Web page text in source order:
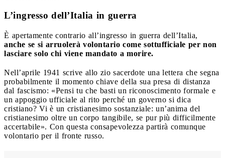
L’ingresso dell’Italia in guerra
È apertamente contrario all’ingresso in guerra dell’Italia,
anche se si arruolerà volontario come sottufficiale per non
lasciare solo chi viene mandato a morire.
Nell’aprile 1941 scrive allo zio sacerdote una lettera che segna
probabilmente il momento chiave della sua presa di distanza
dal fascismo: «Pensi tu che basti un riconoscimento formale e
un appoggio ufficiale al rito perché un governo si dica
cristiano? Vi è un cristianesimo sostanziale: un’anima del
cristianesimo oltre un corpo tangibile, se pur più difficilmente
accertabile». Con questa consapevolezza partirà comunque
volontario per il fronte russo.